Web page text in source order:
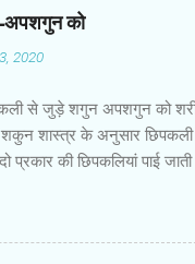
अपशगुन को
2020
से जुड़े शगुन अपशगुन को
शकुन शास्त्र के अनुसार
दो प्रकार की छिपकलियां
के शरीर पर गिरने को भी
के दाहिनी तरफ गिरना ठीक